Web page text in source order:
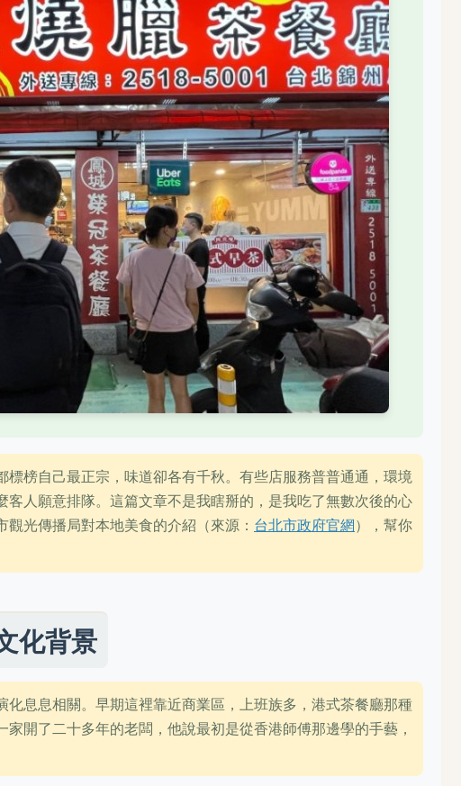
榜自己最正宗，味道卻各有千秋。有些店服務普普通通，環境
人願意排隊。這篇文章不是我瞎掰的，是我吃了無數次後的心
光傳播局對本地美食的介紹（來源： 台北市政府官網），幫你
化背景
息息相關。早期這裡靠近商業區，上班族多，港式茶餐廳那種
開了二十多年的老闆，他說最初是從香港師傅那邊學的手藝，